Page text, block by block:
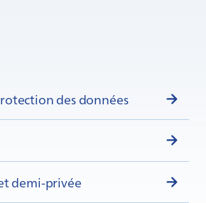
des données
demi-privée